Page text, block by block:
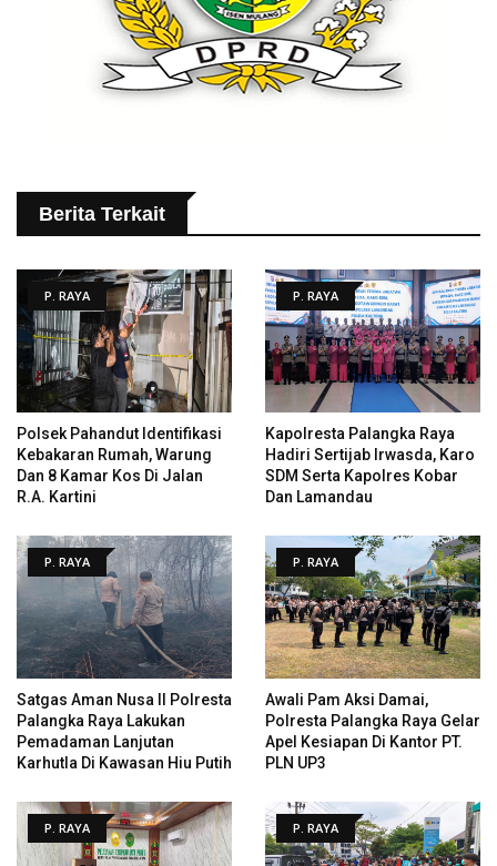
Berita Terkait
P. RAYA
Polsek Pahandut Identifikasi
Kebakaran Rumah, Warung
Dan 8 Kamar Kos Di Jalan
R.A. Kartini
P. RAYA
Kapolresta Palangka Raya
Hadiri Sertijab Irwasda, Karo
SDM Serta Kapolres Kobar
Dan Lamandau
P. RAYA
Satgas Aman Nusa II Polresta
Palangka Raya Lakukan
Pemadaman Lanjutan
Karhutla Di Kawasan Hiu Putih
P. RAYA
Awali Pam Aksi Damai,
Polresta Palangka Raya Gelar
Apel Kesiapan Di Kantor PT.
PLN UP3
P. RAYA P. RAYA